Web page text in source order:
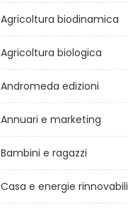
Agricoltura biodinamica
Agricoltura biologica
Andromeda edizioni
Annuari e marketing
Bambini e ragazzi
Casa e energie rinnovabili